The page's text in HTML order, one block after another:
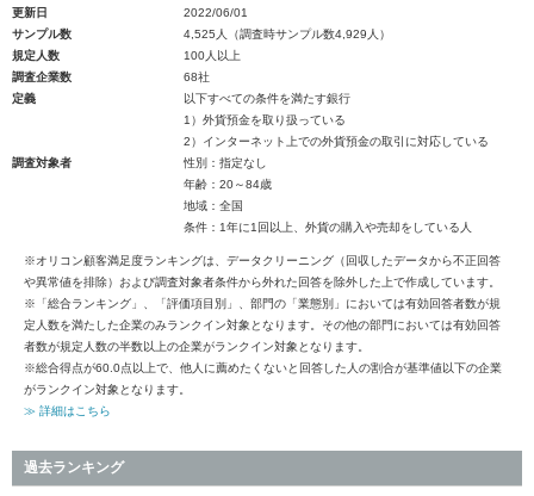
更新日
2022/06/01
サンプル数
4,525人（調査時サンプル数4,929人）
規定人数
100人以上
調査企業数
68社
定義
以下すべての条件を満たす銀行
1）外貨預金を取り扱っている
2）インターネット上での外貨預金の取引に対応している
調査対象者
性別：指定なし
年齢：20～84歳
地域：全国
条件：1年に1回以上、外貨の購入や売却をしている人
※オリコン顧客満足度ランキングは、データクリーニング（回収したデータから不正回答
や異常値を排除）および調査対象者条件から外れた回答を除外した上で作成しています。
※「総合ランキング」、「評価項目別」、部門の「業態別」においては有効回答者数が規
定人数を満たした企業のみランクイン対象となります。その他の部門においては有効回答
者数が規定人数の半数以上の企業がランクイン対象となります。
※総合得点が60.0点以上で、他人に薦めたくないと回答した人の割合が基準値以下の企業
がランクイン対象となります。
≫ 詳細はこちら
過去ランキング